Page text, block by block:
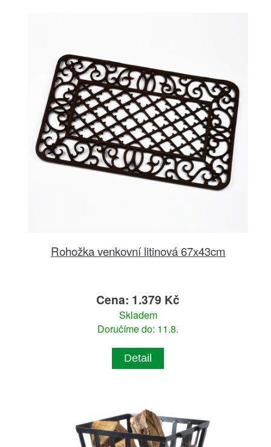
Rohožka venkovní litinová 67x43cm
Cena: 1.379 Kč
Skladem
Doručíme do: 11.8.
Detail